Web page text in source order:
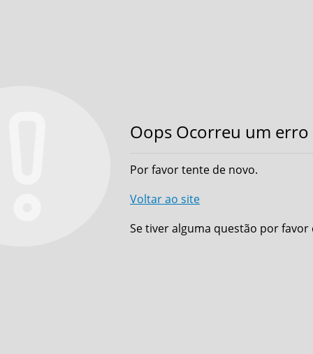
Oops Ocorreu um
Por favor tente de novo.
Voltar ao site
Se tiver alguma questão por favor